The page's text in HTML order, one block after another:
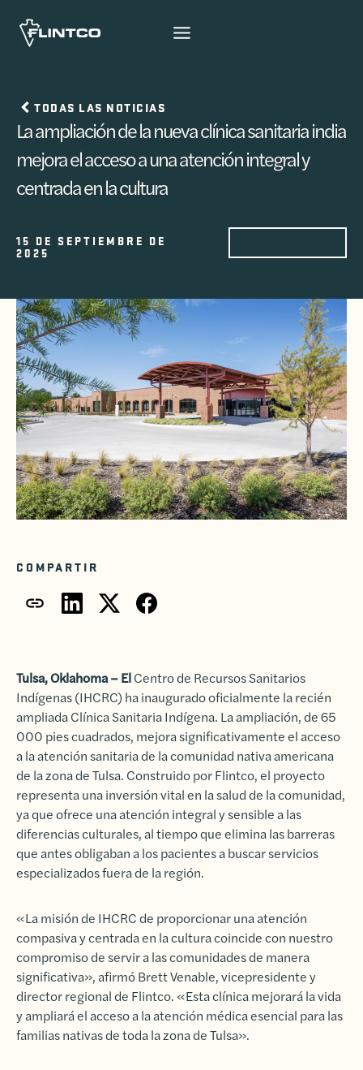
TODAS LAS NOTICIAS
La ampliación de la nueva clínica sanitaria india
mejora el acceso a una atención integral y
centrada en la cultura
15 DE SEPTIEMBRE DE
2025
COMPARTIR
Tulsa, Oklahoma – ElCentro de Recursos Sanitarios
Indígenas(IHCRC) ha inaugurado oficialmente la recién
ampliada Clínica Sanitaria Indígena. La ampliación, de 65
000 pies cuadrados, mejora significativamente el acceso
a la atención sanitaria de la comunidad nativa americana
de la zona de Tulsa. Construido porFlintco, el proyecto
representa una inversión vital en la salud de la comunidad,
ya que ofrece una atención integral y sensible a las
diferencias culturales, al tiempo que elimina las barreras
que antes obligaban a los pacientes a buscar servicios
especializados fuera de la región.
«La misión de IHCRC de proporcionar una atención
compasiva y centrada en la cultura coincide con nuestro
compromiso de servir a las comunidades de manera
significativa», afirmó Brett Venable, vicepresidente y
director regional de Flintco. «Esta clínica mejorará la vida
y ampliará el acceso a la atención médica esencial para las
familias nativas de toda la zona de Tulsa».